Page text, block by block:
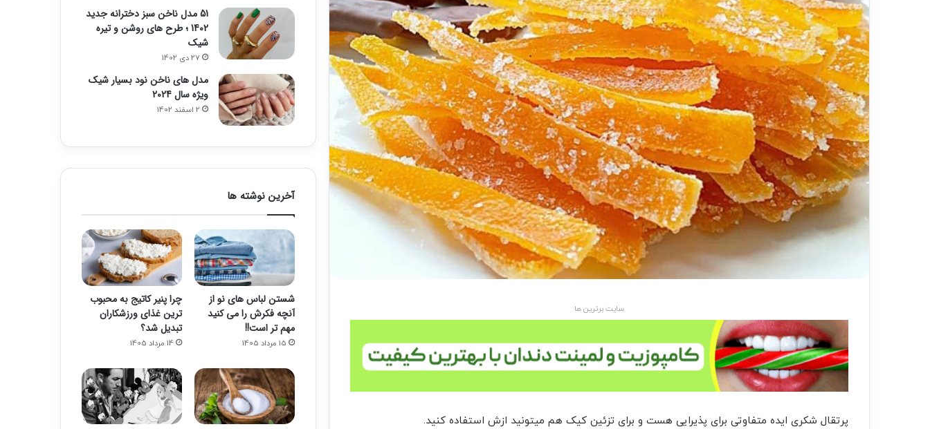
سایت برترین ها
پرتقال شکری ایده متفاوتی برای پذیرایی هست و برای تزئین کیک هم میتونید ازش استفاده کنید.
51 مدل ناخن سبز دخترانه جدید
1402 ؛ طرح های روشن و تیره
شیک
27 دی 1402
مدل های ناخن نود بسیار شیک
ویژه سال 2024
2 اسفند 1402
آخرین نوشته ها
شستن لباس های نو از
آنچه فکرش را می کنید
مهم تر است!!
15 مرداد 1405
چرا پنیر کاتیج به محبوب
ترین غذای ورزشکاران
تبدیل شد؟
14 مرداد 1405